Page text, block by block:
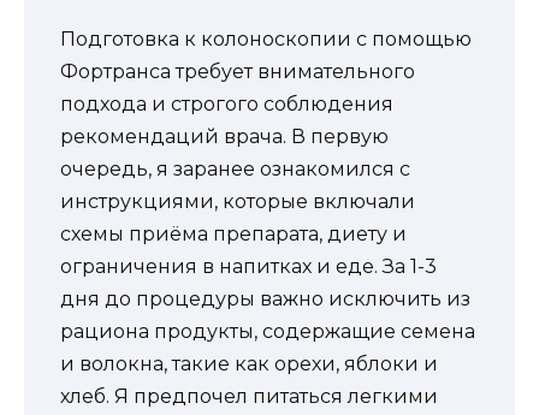
Подготовка к колоноскопии с помощью
Фортранса требует внимательного
подхода и строгого соблюдения
рекомендаций врача. В первую
очередь, я заранее ознакомился с
инструкциями, которые включали
схемы приёма препарата, диету и
ограничения в напитках и еде. За 1-3
дня до процедуры важно исключить из
рациона продукты, содержащие семена
и волокна, такие как орехи, яблоки и
хлеб. Я предпочел питаться легкими